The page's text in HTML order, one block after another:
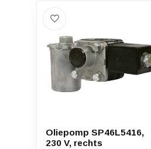
Oliepomp SP46L5416,
230 V, rechts